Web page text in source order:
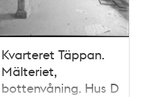
Kvarteret Täppan.
Mälteriet,
bottenvåning. Hus D